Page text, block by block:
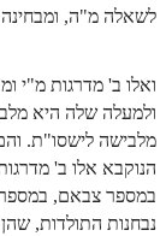
לשאלה מ"ה, ומבחינה
ואלו ב' מדרגות מ"י
ולמעלה שלה היא
מלבישה לישסו"ת.
הנוקבא אלו ב'
במספר צבאם,
נבחנות התולדות,